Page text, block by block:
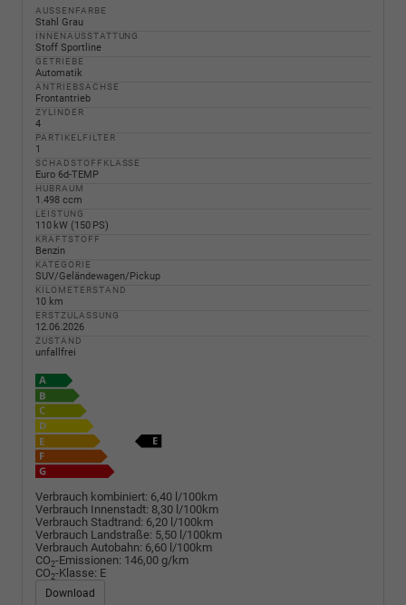
AUSSENFARBE
Stahl Grau
INNENAUSSTATTUNG
Stoff Sportline
GETRIEBE
Automatik
ANTRIEBSACHSE
Frontantrieb
ZYLINDER
4
PARTIKELFILTER
1
SCHADSTOFFKLASSE
Euro 6d-TEMP
HUBRAUM
1.498 ccm
LEISTUNG
110 kW (150 PS)
KRAFTSTOFF
Benzin
KATEGORIE
SUV/Geländewagen/Pickup
KILOMETERSTAND
10 km
ERSTZULASSUNG
12.06.2026
ZUSTAND
unfallfrei
Verbrauch kombiniert: 6,40 l/100km
Verbrauch Innenstadt: 8,30 l/100km
Verbrauch Stadtrand: 6,20 l/100km
Verbrauch Landstraße: 5,50 l/100km
Verbrauch Autobahn: 6,60 l/100km
CO2-Emissionen: 146,00 g/km
CO2-Klasse: E
Download